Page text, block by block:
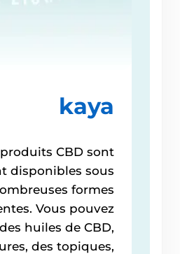
kaya
produits CBD sont
disponibles sous
formes
Vous pouvez
huiles de CBD,
des topiques,